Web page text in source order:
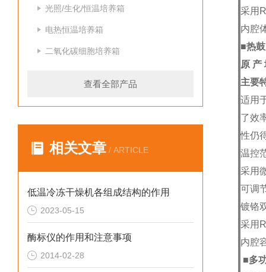
光照/生化/恒温培养箱
电热恒温培养箱
二氧化碳细胞培养箱
查看全部产品
相关文章 / ARTICLE
低温冷冻干燥机各组成结构的作用
2023-05-15
酶标仪的作用和注意事项
2014-02-28
采用
内腔
■热
原 产
主要
适用
了效
性仍
温控
采用
可调
镀铬
采用
内腔
■多